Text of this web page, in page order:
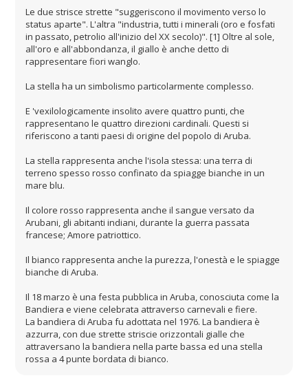
Le due strisce strette "suggeriscono il movimento verso lo
status aparte". L'altra "industria, tutti i minerali (oro e fosfati
in passato, petrolio all'inizio del XX secolo)". [1] Oltre al sole,
all'oro e all'abbondanza, il giallo è anche detto di
rappresentare fiori wanglo.
La stella ha un simbolismo particolarmente complesso.
E 'vexilologicamente insolito avere quattro punti, che
rappresentano le quattro direzioni cardinali. Questi si
riferiscono a tanti paesi di origine del popolo di Aruba.
La stella rappresenta anche l'isola stessa: una terra di
terreno spesso rosso confinato da spiagge bianche in un
mare blu.
Il colore rosso rappresenta anche il sangue versato da
Arubani, gli abitanti indiani, durante la guerra passata
francese; Amore patriottico.
Il bianco rappresenta anche la purezza, l'onestà e le spiagge
bianche di Aruba.
Il 18 marzo è una festa pubblica in Aruba, conosciuta come la
Bandiera e viene celebrata attraverso carnevali e fiere.
La bandiera di Aruba fu adottata nel 1976. La bandiera è
azzurra, con due strette striscie orizzontali gialle che
attraversano la bandiera nella parte bassa ed una stella
rossa a 4 punte bordata di bianco.